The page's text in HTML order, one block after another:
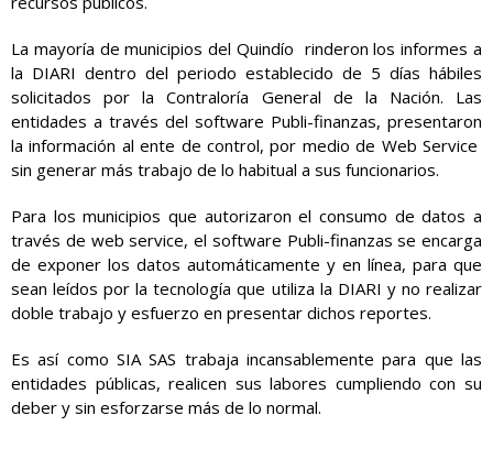
La mayoría de municipios del Quindío rinderon los informes a
la DIARI dentro del periodo establecido de 5 días hábiles
solicitados por la Contraloría General de la Nación. Las
entidades a través del software Publi-finanzas, presentaron
la información al ente de control, por medio de Web Service
sin generar más trabajo de lo habitual a sus funcionarios.
Para los municipios que autorizaron el consumo de datos a
través de web service, el software Publi-finanzas se encarga
de exponer los datos automáticamente y en línea, para que
sean leídos por la tecnología que utiliza la DIARI y no realizar
doble trabajo y esfuerzo en presentar dichos reportes.
Es así como SIA SAS trabaja incansablemente para que las
entidades públicas, realicen sus labores cumpliendo con su
deber y sin esforzarse más de lo normal.